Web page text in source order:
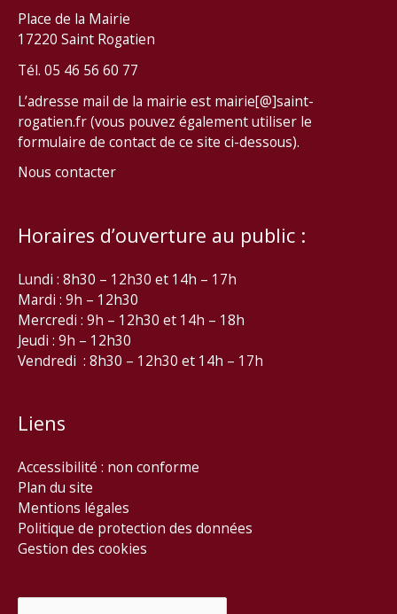
Place de la Mairie
17220 Saint Rogatien
Tél. 05 46 56 60 77
L’adresse mail de la mairie est mairie[@]saint-
rogatien.fr (vous pouvez également utiliser le
formulaire de contact de ce site ci-dessous).
Nous contacter
Horaires d’ouverture au public :
Lundi : 8h30 – 12h30 et 14h – 17h
Mardi : 9h – 12h30
Mercredi : 9h – 12h30 et 14h – 18h
Jeudi : 9h – 12h30
Vendredi : 8h30 – 12h30 et 14h – 17h
Liens
Accessibilité : non conforme
Plan du site
Mentions légales
Politique de protection des données
Gestion des cookies